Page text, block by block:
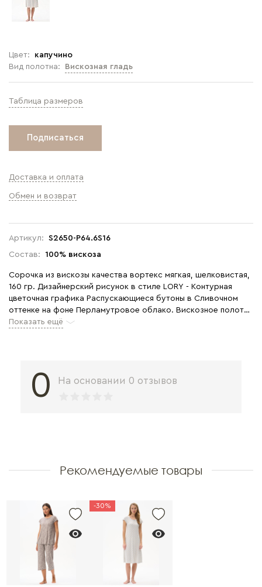
Артикул:
S2650-P64.6S16
Состав:
100% вискоза
Сорочка из вискозы качества вортекс мягкая, шелковистая,
160 гр. Дизайнерский рисунок в стиле LORY - Контурная
цветочная графика Распускающиеся бутоны в Сливочном
оттенке на фоне Перламутровое облако. Вискозное полотно
прекрасно подходит для модели с рукавами "крылышко".
Показать ещё
Вид полотна: Вискозная гладь
Цвет: капучино
Таблица размеров
Подписаться
Доставка и оплата
Обмен и возврат
0 На основании 0 отзывов
Рекомендуемые товары
-30%